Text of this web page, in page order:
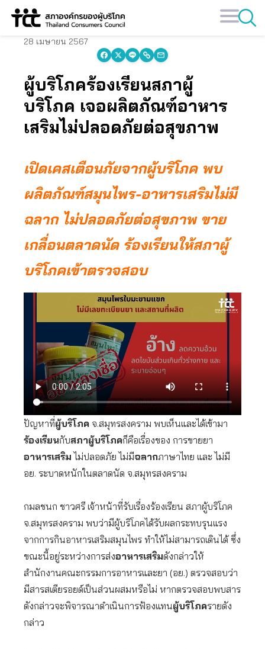
Skip
28 เมษายน 2567
ผู้บริโภคร้องเรียนสภาผู้
บริโภค เจอผลิตภัณฑ์อาหาร
เสริมไม่ปลอดภัยต่อสุขภาพ
เปิดเคสเตือนภัยจากผู้บริโภค พบ
ผลิตภัณฑ์สมุนไพร-อาหารเสริมไม่มี
ฉลาก ไม่ปลอดภัยต่อสุขภาพ ขาย
เกลื่อนตลาดนัด ร้องเรียนให้สภาผู้
บริโภคเข้าตรวจสอบ
ปัญหาที่ผู้บริโภค จ.สมุทรสงคราม พบเห็นและได้เข้ามา
ร้องเรียนกับสภาผู้บริโภคก็คือเรื่องของ การขายยา
อาหารเสริม ไม่ปลอดภัย ไม่มีฉลากภาษาไทย และ ไม่มี
อย. ระบาดหนักในตลาดนัด จ.สมุทรสงคราม
กมลชนก ชาวศรี เจ้าหน้าที่รับเรื่องร้องเรียน สภาผู้บริโภค
จ.สมุทรสงคราม พบว่ามีผู้บริโภคได้รับผลกระทบรุนแรง
จากการกินอาหารเสริมสมุนไพร ทำให้ไม่สามารถเดินได้ ซึ่ง
ขณะนี้อยู่ระหว่างการส่งอาหารเสริมดังกล่าวให้
สำนักงานคณะกรรมการอาหารและยา (อย.) ตรวจสอบว่า
มีสารสเตียรอยด์เป็นส่วนผสมหรือไม่ หากตรวจสอบพบสาร
ดังกล่าวจะพิจารณาดำเนินการฟ้องแทนผู้บริโภครายดัง
กล่าว